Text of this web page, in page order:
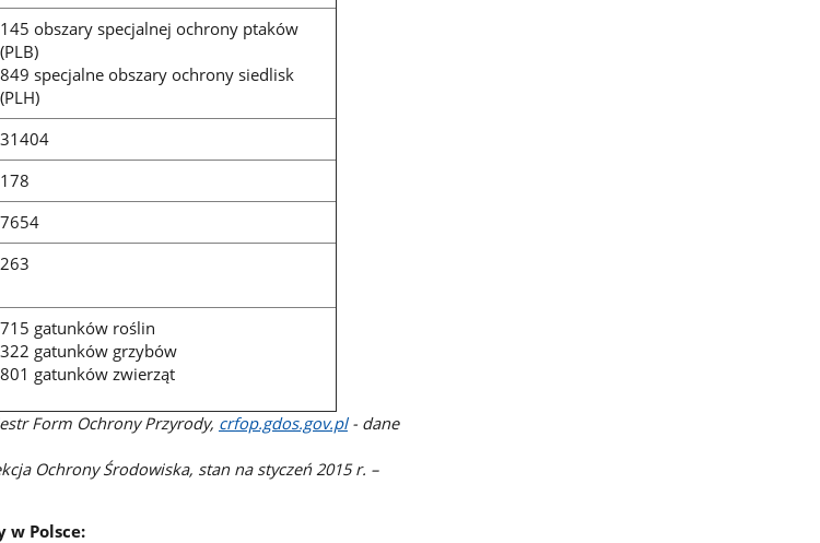
145 obszary specjalnej ochrony ptaków
(PLB)
849 specjalne obszary ochrony siedlisk
(PLH)
31404
178
7654
263
715 gatunków roślin
322 gatunków grzybów
801 gatunków zwierząt
Form Ochrony Przyrody, crfop.gdos.gov.pl- dane
Ochrony Środowiska, stan na styczeń 2015 r. –
Polsce: